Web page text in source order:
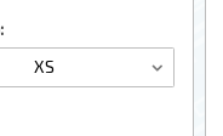
XS